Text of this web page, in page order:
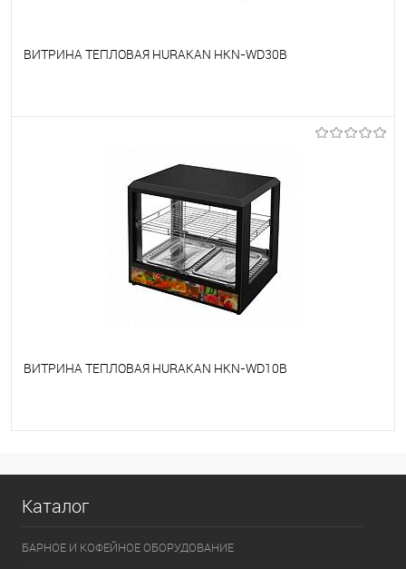
ВИТРИНА ТЕПЛОВАЯ HURAKAN HKN-WD30B
ВИТРИНА ТЕПЛОВАЯ HURAKAN HKN-WD10B
Каталог
БАРНОЕ И КОФЕЙНОЕ ОБОРУДОВАНИЕ